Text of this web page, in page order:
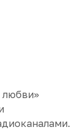
любви»